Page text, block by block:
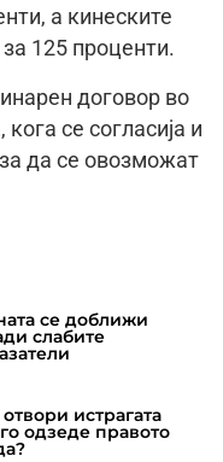
а кинеските
125 проценти.
договор во
се согласија и
да се овозможат
се доближи
слабите
истрагата
одзеде правото